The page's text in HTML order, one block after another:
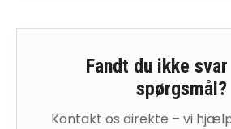
Fandt du ikke
spørgsmål?
Kontakt os direkte – vi